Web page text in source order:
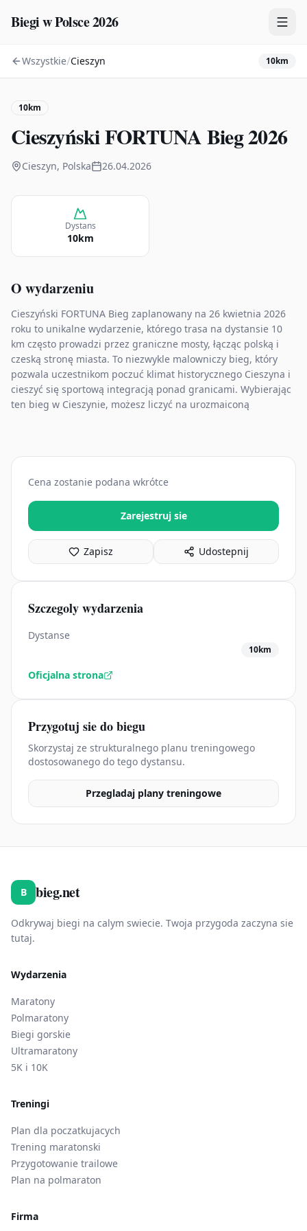
Biegi w Polsce 2026
Zawody
Kalendarz
Wszystkie/Cieszyn 10km
10km
Cieszyński FORTUNA Bieg 2026
Cieszyn, Polska 26.04.2026
Dystans
10km
O wydarzeniu
Cieszyński FORTUNA Bieg zaplanowany na 26 kwietnia 2026
roku to unikalne wydarzenie, którego trasa na dystansie 10
km często prowadzi przez graniczne mosty, łącząc polską i
czeską stronę miasta. To niezwykle malowniczy bieg, który
pozwala uczestnikom poczuć klimat historycznego Cieszyna i
cieszyć się sportową integracją ponad granicami. Wybierając
ten bieg w Cieszynie, możesz liczyć na urozmaiconą
Cena zostanie podana wkrótce
Zarejestruj sie
Zapisz Udostepnij
Szczegoly wydarzenia
Dystanse
10km
Oficjalna strona
Przygotuj sie do biegu
Skorzystaj ze strukturalnego planu treningowego
dostosowanego do tego dystansu.
Przegladaj plany treningowe
B bieg.net
Odkrywaj biegi na calym swiecie. Twoja przygoda zaczyna sie
tutaj.
Wydarzenia
Maratony
Polmaratony
Biegi gorskie
Ultramaratony
5K i 10K
Treningi
Plan dla poczatkujacych
Trening maratonski
Przygotowanie trailowe
Plan na polmaraton
Firma